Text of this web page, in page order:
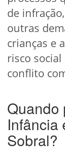
de
outras
crianças e
risco
conflito
Quando
Infância
Sobral?